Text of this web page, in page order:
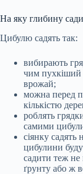
На яку глибину
Цибулю садять так:
вибирають
чим пухкіший
врожай;
можна перед
кількістю
роблять
самими
сіянку
цибулини
садити теж
ґрунту або ж